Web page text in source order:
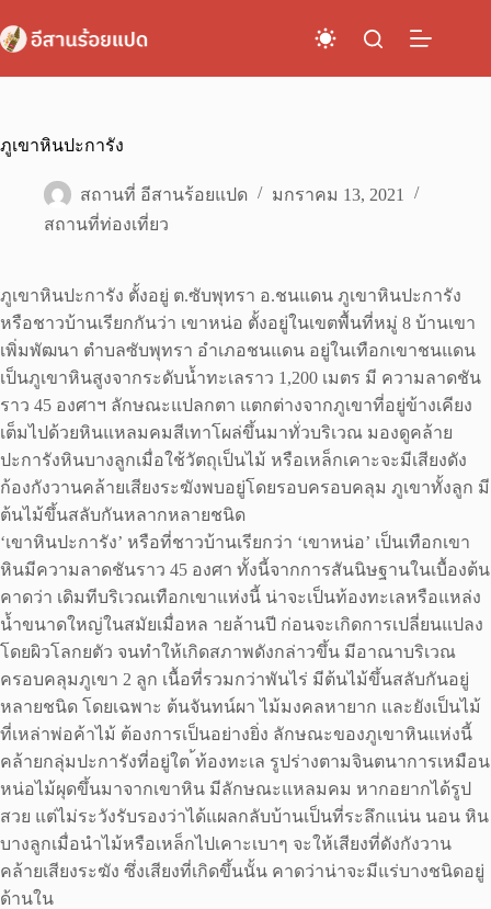
to
content
ภูเขาหินปะการัง
สถานที่ อีสานร้อยแปด
มกราคม 13, 2021
สถานที่ท่องเที่ยว
ภูเขาหินปะการัง ตั้งอยู่ ต.ซับพุทรา อ.ชนแดน ภูเขาหินปะการัง
หรือชาวบ้านเรียกกันว่า เขาหน่อ ตั้งอยู่ในเขตพื้นที่หมู่ 8 บ้านเขา
เพิ่มพัฒนา ตำบลซับพุทรา อำเภอชนแดน อยู่ในเทือกเขาชนแดน
เป็นภูเขาหินสูงจากระดับน้ำทะเลราว 1,200 เมตร มี ความลาดชัน
ราว 45 องศาฯ ลักษณะแปลกตา แตกต่างจากภูเขาที่อยู่ข้างเคียง
เต็มไปด้วยหินแหลมคมสีเทาโผล่ขึ้นมาทั่วบริเวณ มองดูคล้าย
ปะการังหินบางลูกเมื่อใช้วัตถุเป็นไม้ หรือเหล็กเคาะจะมีเสียงดัง
ก้องกังวานคล้ายเสียงระฆังพบอยู่โดยรอบครอบคลุม ภูเขาทั้งลูก มี
ต้นไม้ขึ้นสลับกันหลากหลายชนิด
‘เขาหินปะการัง’ หรือที่ชาวบ้านเรียกว่า ‘เขาหน่อ’ เป็นเทือกเขา
หินมีความลาดชันราว 45 องศา ทั้งนี้จากการสันนิษฐานในเบื้องต้น
คาดว่า เดิมทีบริเวณเทือกเขาแห่งนี้ น่าจะเป็นท้องทะเลหรือแหล่ง
น้ำขนาดใหญ่ในสมัยเมื่อหล ายล้านปี ก่อนจะเกิดการเปลี่ยนแปลง
โดยผิวโลกยตัว จนทำให้เกิดสภาพดังกล่าวขึ้น มีอาณาบริเวณ
ครอบคลุมภูเขา 2 ลูก เนื้อที่รวมกว่าพันไร่ มีต้นไม้ขึ้นสลับกันอยู่
หลายชนิด โดยเฉพาะ ต้นจันทน์ผา ไม้มงคลหายาก และยังเป็นไม้
ที่เหล่าพ่อค้าไม้ ต้องการเป็นอย่างยิ่ง ลักษณะของภูเขาหินแห่งนี้
คล้ายกลุ่มปะการังที่อยู่ใต ้ท้องทะเล รูปร่างตามจินตนาการเหมือน
หน่อไม้ผุดขึ้นมาจากเขาหิน มีลักษณะแหลมคม หากอยากได้รูป
สวย แต่ไม่ระวังรับรองว่าได้แผลกลับบ้านเป็นที่ระลึกแน่น นอน หิน
บางลูกเมื่อนำไม้หรือเหล็กไปเคาะเบาๆ จะให้เสียงที่ดังกังวาน
คล้ายเสียงระฆัง ซึ่งเสียงที่เกิดขึ้นนั้น คาดว่าน่าจะมีแร่บางชนิดอยู่
ด้านใน